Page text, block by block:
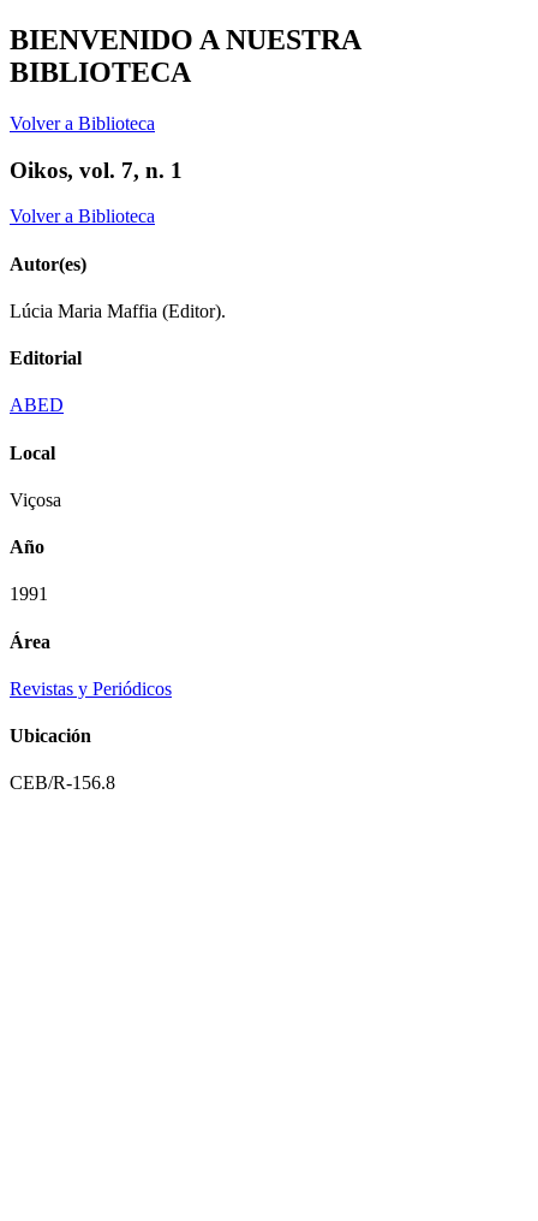
BIENVENIDO A NUESTRA
BIBLIOTECA
Volver a Biblioteca
Oikos, vol. 7, n. 1
Volver a Biblioteca
Autor(es)
Lúcia Maria Maffia (Editor).
Editorial
ABED
Local
Viçosa
Año
1991
Área
Revistas y Periódicos
Ubicación
CEB/R-156.8